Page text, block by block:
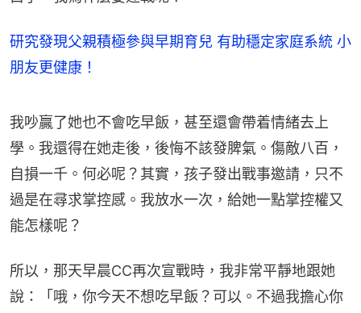
研究發現父親積極參與早期育兒 有助穩定家庭系統 小
朋友更健康！
我吵贏了她也不會吃早飯，甚至還會帶着情緒去上
學。我還得在她走後，後悔不該發脾氣。傷敵八百，
自損一千。何必呢？其實，孩子發出戰事邀請，只不
過是在尋求掌控感。我放水一次，給她一點掌控權又
能怎樣呢？
所以，那天早晨CC再次宣戰時，我非常平靜地跟她
說：「哦，你今天不想吃早飯？可以。不過我擔心你